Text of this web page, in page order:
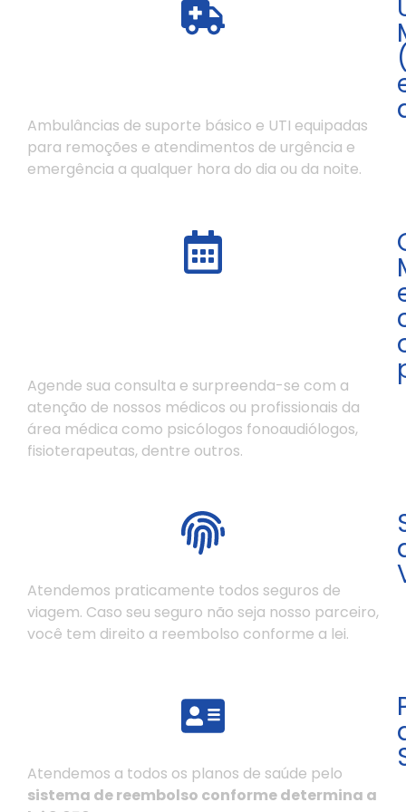
Ambulâncias de suporte básico e UTI equipadas
para remoções e atendimentos de urgência e
emergência a qualquer hora do dia ou da noite.
Agende sua consulta e surpreenda-se com a
atenção de nossos médicos ou profissionais da
área médica como psicólogos fonoaudiólogos,
fisioterapeutas, dentre outros.
Atendemos praticamente todos seguros de
viagem. Caso seu seguro não seja nosso parceiro,
você tem direito a reembolso conforme a lei.
Atendemos a todos os planos de saúde pelo
sistema de reembolso conforme determina a